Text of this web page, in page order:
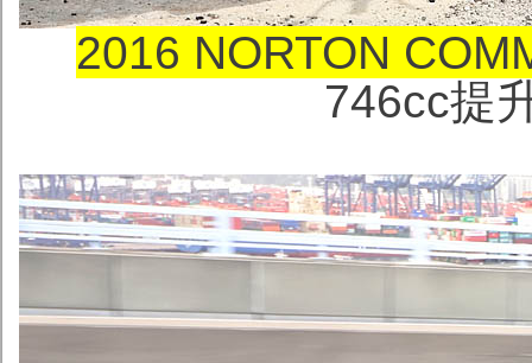
2016 NORTON
746cc提